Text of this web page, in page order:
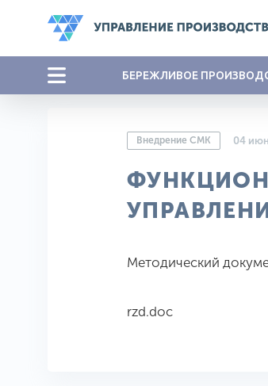
БЕРЕЖЛИВОЕ
Внедрение СМК 04
Методический
rzd.doc